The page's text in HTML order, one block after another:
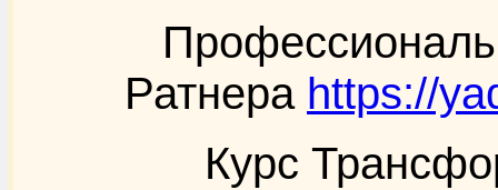
Ратнера https://
Курс